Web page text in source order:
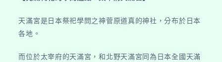
天
久
天滿宮是日本祭祀學問之神菅原道真的神社，分布於日本
各地。
而位於太宰府的天滿宮，和北野天滿宮同為日本全國天滿